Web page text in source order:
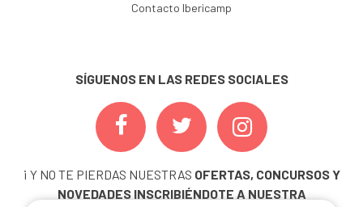
Contacto Ibericamp
SÍGUENOS EN LAS REDES SOCIALES
¡ Y NO TE PIERDAS NUESTRAS OFERTAS, CONCURSOS Y
NOVEDADES INSCRIBIÉNDOTE A NUESTRA